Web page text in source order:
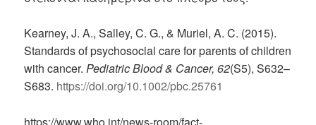
Kearney, J. A., Salley, C. G., & Muriel, A. C. (2015).
Standards of psychosocial care for parents of children
with cancer.Pediatric Blood & Cancer, 62(S5), S632–
S683. https://doi.org/10.1002/pbc.25761
https://www.who.int/news-room/fact-